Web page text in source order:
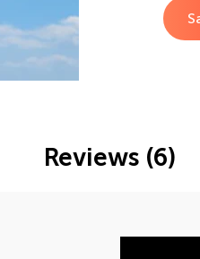
Reviews (6)